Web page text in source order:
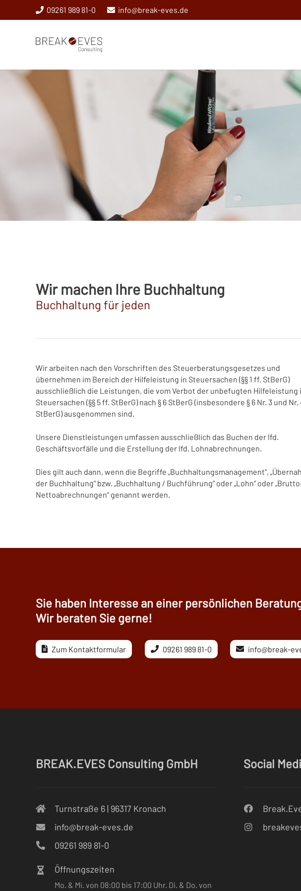
09261 989 81-0 info@break-eves.de
Wir machen Ihre Buchhaltung
Buchhaltung für jeden
Wir arbeiten nach den Vorschriften des Steuerberatungsgesetzes und
übernehmen im Bereich der Hilfeleistung in Steuersachen (§§ 1 ff. StBerG)
ausschließlich die Leistungen, die vom Verbot der unbefugten Hilfeleistung
Steuersachen (§§ 5 ff. StBerG) nach § 6 StBerG (insbesondere § 6 Nr. 3 und Nr.
StBerG) ausgenommen sind.
Unsere Dienstleistungen umfassen ausschließlich das Buchen der lfd.
Geschäftsvorfälle und die Erstellung der lfd. Lohnabrechnungen.
Dies gilt auch dann, wenn die Begriffe „Buchhaltungsmanagement“,
der Buchhaltung“ bzw. „Buchhaltung / Buchführung“ oder „Lohn“ oder
Nettoabrechnungen“ genannt werden.
Sie haben Interesse an einer persönlichen
Wir beraten Sie gerne!
Zum Kontaktformular 09261 989 81-0 info@break-
BREAK.EVES Consulting GmbH
Turnstraße 6 | 96317 Kronach
info@break-eves.de
09261 989 81-0
Öffnungszeiten
Mo. & Mi. von 08:00 bis 17:00 Uhr. Di. & Do. von
Social